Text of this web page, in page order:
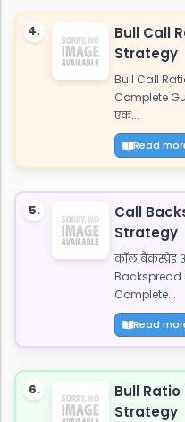
4.
Bull Call
Strategy
Bull Call
Complete
एक...
Read
5.
Call
Strategy
कॉल बैकस्प्रेड
Backspread
Complete...
Read
6.
Bull
Strategy